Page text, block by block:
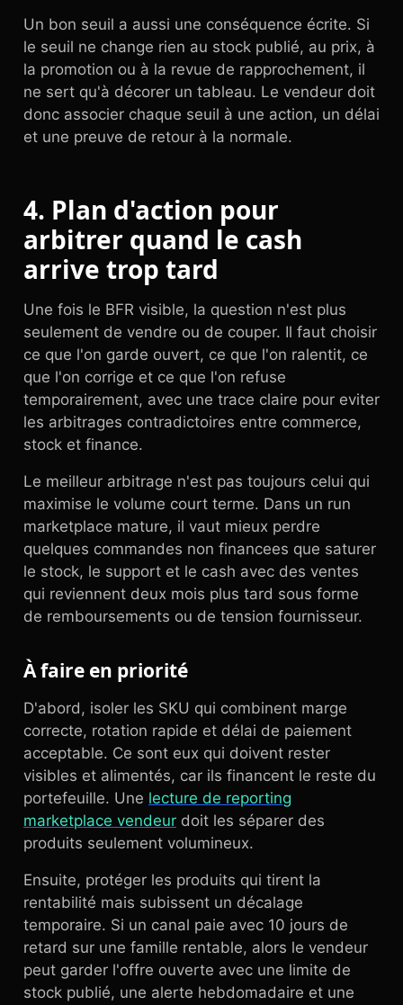
Un bon seuil a aussi une conséquence écrite. Si
le seuil ne change rien au stock publié, au prix, à
la promotion ou à la revue de rapprochement, il
ne sert qu'à décorer un tableau. Le vendeur doit
donc associer chaque seuil à une action, un délai
et une preuve de retour à la normale.
4. Plan d'action pour
arbitrer quand le cash
arrive trop tard
Une fois le BFR visible, la question n'est plus
seulement de vendre ou de couper. Il faut choisir
ce que l'on garde ouvert, ce que l'on ralentit, ce
que l'on corrige et ce que l'on refuse
temporairement, avec une trace claire pour eviter
les arbitrages contradictoires entre commerce,
stock et finance.
Le meilleur arbitrage n'est pas toujours celui qui
maximise le volume court terme. Dans un run
marketplace mature, il vaut mieux perdre
quelques commandes non financees que saturer
le stock, le support et le cash avec des ventes
qui reviennent deux mois plus tard sous forme
de remboursements ou de tension fournisseur.
À faire en priorité
D'abord, isoler les SKU qui combinent marge
correcte, rotation rapide et délai de paiement
acceptable. Ce sont eux qui doivent rester
visibles et alimentés, car ils financent le reste du
portefeuille. Une lecture de reporting
marketplace vendeur doit les séparer des
produits seulement volumineux.
Ensuite, protéger les produits qui tirent la
rentabilité mais subissent un décalage
temporaire. Si un canal paie avec 10 jours de
retard sur une famille rentable, alors le vendeur
peut garder l'offre ouverte avec une limite de
stock publié, une alerte hebdomadaire et une